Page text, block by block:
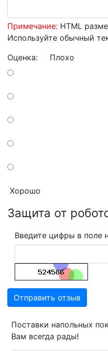
Примечание: HTML
Используйте обычный
Оценка: Плохо
Хорошо
Защита от
Введите цифры в поле
Отправить отзыв
Поставки напольных
Вам всегда рады!